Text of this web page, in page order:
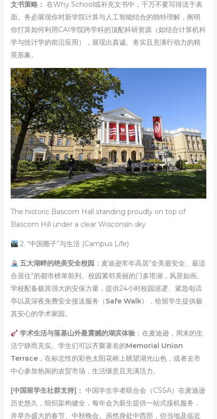
文书策略： 在Why School或补充文书中，千万不要写得流于表
面。务必展现你对新学院计算与人工智能结合的独特理解，阐明
你打算如何利用CAI学院跨学科的顶配科研资源（如结合计算机科
学与统计学的前沿应用），展现出真诚、务实且充满行动力的精
英形象。
The historic Bascom Hall standing proudly on top of
Bascom Hill under a clear Wisconsin sky
2. “中国圈子”与生活 (Campus Life)
五大湖畔的绝美安全校园 ：麦迪逊常年高居“全美最安全、最适
合居住”的都市榜单前列。校园紧邻美丽的门多塔湖，风景如画。
学校配备极其强大的安保力量，提供24小时校园巡逻、紧急电话
亭以及深夜免费安全接送服务（Safe Walk），给留学生提供极
其安心的学术家园。
学术生活与落基山外最震撼的湖滨体验 ：在麦迪逊，周末的生
活宁静而充实。学生们可以齐聚著名的Memorial Union
Terrace，在标志性的彩色太阳花椅上眺望湖光山色，或者去市
中心参加热闹的农贸市场，生活惬意且充满活力。
[中国留学生社群支持]： 中国学生学者联合会（CSSA）在麦迪逊
历史悠久，组织架构健全，每年会为新生提供一站式接机服务，
并举办盛大的春节、中秋晚会。虽然身处中西部，但当地及临近